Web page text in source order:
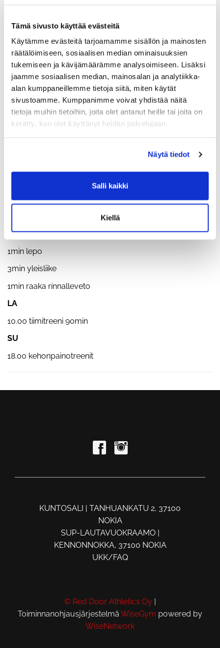
Tämä sivusto käyttää evästeitä
Käytämme evästeitä tarjoamamme sisällön ja mainosten
räätälöimiseen, sosiaalisen median ominaisuuksien
tukemiseen ja kävijämäärämme analysoimiseen. Lisäksi
jaamme sosiaalisen median, mainosalan ja analytiikka-
alan kumppaneillemme tietoja siitä, miten käytät
sivustoamme. Kumppanimme voivat yhdistää näitä
tietoja muihin tietoihin, joita olet antanut heille tai joita on
kerätty, kun olet käyttänyt heidän palvelujaan.
Näytä tiedot
Salli kaikki
Kiellä
6-6-6. 6min, maksimikierrokset/-metrit:
a) 5cal hiihto + 10x kehonpainokyykky
b) 10cal soutu + 20x punnerrus
c) pyörä
PE
10min ajan, 30s välein:
1x raaka rinnalleveto
3min yleisliike
5min erg/juoksu
1min lepo
3min yleisliike
1min raaka rinnalleveto
LA
10.00 tiimitreeni 90min
SU
18.00 kehonpainotreenit
KUNTOSALI | TANHUANKATU 2, 37100
NOKIA
SUP-LAUTAVUOKRAAMO |
KENNONNOKKA, 37100 NOKIA
UKK/FAQ
© Red Door Athletics Oy|
Toiminnanohjausjärjestelmä WiseGym powered by
WiseNetwork